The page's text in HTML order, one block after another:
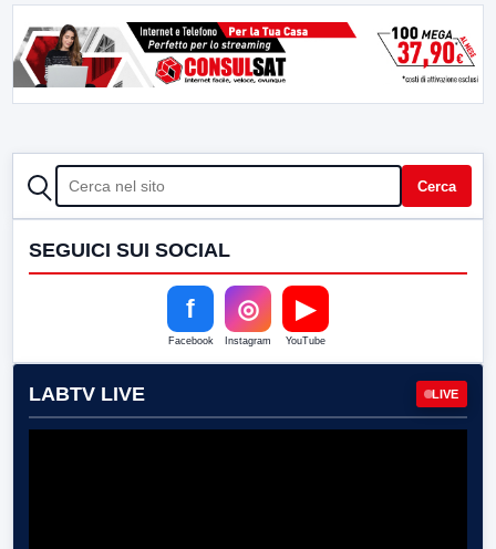
CERCA Cerca
SEGUICI SUI SOCIAL
f
Facebook
◎
Instagram
▶
YouTube
LABTV LIVE LIVE